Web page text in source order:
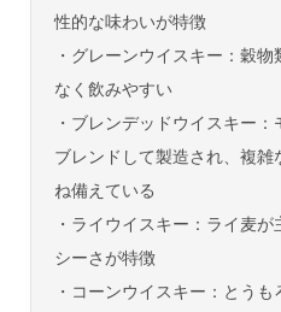
性的な味わいが特徴
・グレーンウイスキー：穀
なく飲みやすい
・ブレンデッドウイスキー
ブレンドして製造され、複
ね備えている
・ライウイスキー：ライ麦
シーさが特徴
・コーンウイスキー：とう